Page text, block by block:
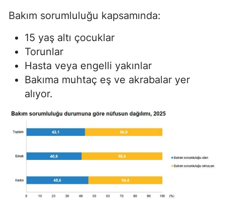
Bakım sorumluluğu kapsamında:
15 yaş altı çocuklar
Torunlar
Hasta veya engelli yakınlar
Bakıma muhtaç eş ve akrabalar yer
alıyor.